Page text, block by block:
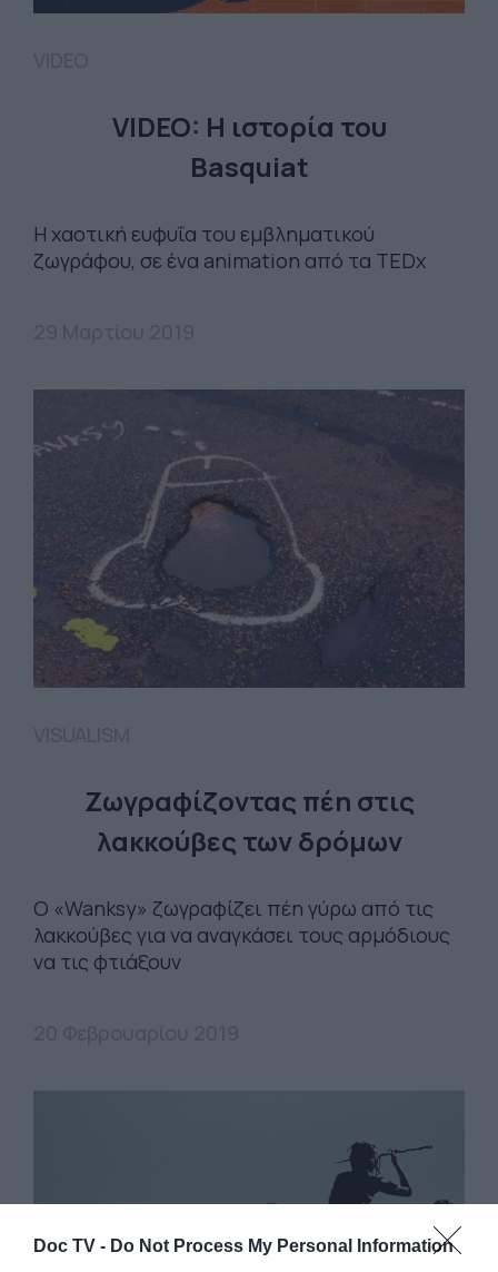
Doc TV - Do Not Process My Personal Information
VIDEO: Η ιστορία του
Basquiat
Η χαοτική ευφυΐα του εμβληματικού
ζωγράφου, σε ένα animation από τα TEDx
Ζωγραφίζοντας πέη στις
λακκούβες των δρόμων
Ο «Wanksy» ζωγραφίζει πέη γύρω από τις
λακκούβες για να αναγκάσει τους αρμόδιους
να τις φτιάξουν